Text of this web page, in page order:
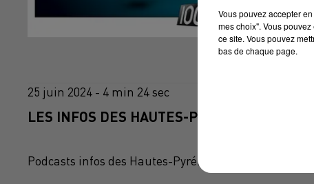
25 juin 2024 - 4 min 24 sec
LES INFOS DES HAUTES-PYRÉNÉES DU
Podcasts infos des Hautes-Pyrénées
Vous pouvez accepter
mes choix". Vous
ce site. Vous pouvez
bas de chaque page.